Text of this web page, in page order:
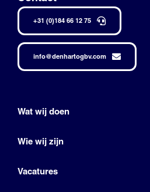
+31 (0)184 66 12 75
info@denhartogbv.com
Wat wij doen
Wie wij zijn
Vacatures